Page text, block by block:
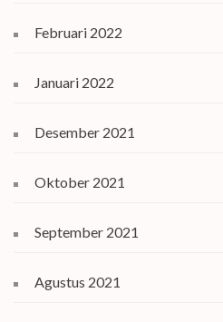
Februari 2022
Januari 2022
Desember 2021
Oktober 2021
September 2021
Agustus 2021